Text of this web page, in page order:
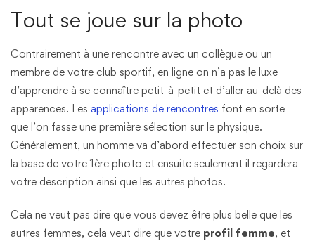
Tout se joue sur la photo
Contrairement à une rencontre avec un collègue ou un
membre de votre club sportif, en ligne on n’a pas le luxe
d’apprendre à se connaître petit-à-petit et d’aller au-delà des
apparences. Les applications de rencontres font en sorte
que l’on fasse une première sélection sur le physique.
Généralement, un homme va d’abord effectuer son choix sur
la base de votre 1ère photo et ensuite seulement il regardera
votre description ainsi que les autres photos.
Cela ne veut pas dire que vous devez être plus belle que les
autres femmes, cela veut dire que votre profil femme, et